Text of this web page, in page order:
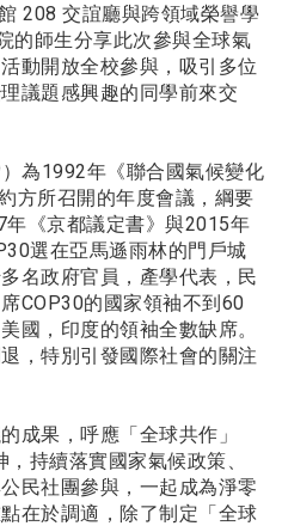
208 交誼廳與跨領域榮譽學
的師生分享此次參與全球氣
動開放全校參與，吸引多位
議題感興趣的同學前來交
為1992年《聯合國氣候變化
方所召開的年度會議，綱要
《京都議定書》與2015年
選在亞馬遜雨林的門戶城
名政府官員，產學代表，民
COP30的國家領袖不到60
國，印度的領袖全數缺席。
，特別引發國際社會的關注
成果，呼應「全球共作」
持續落實國家氣候政策、
民社團參與，一起成為淨零
在於調適，除了制定「全球